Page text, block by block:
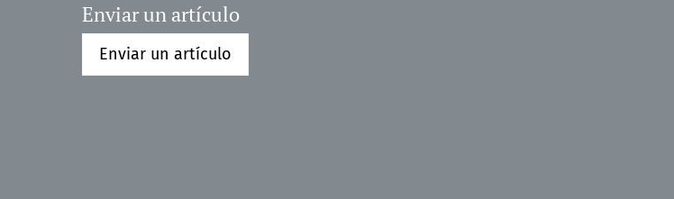
Enviar un artículo
Enviar un artículo